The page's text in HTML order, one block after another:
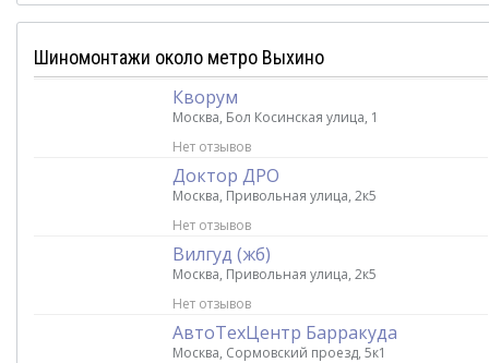
Шиномонтажи около метро Выхино
Кворум
Москва, Бол Косинская улица, 1
Нет отзывов
Доктор ДРО
Москва, Привольная улица, 2к5
Нет отзывов
Вилгуд (жб)
Москва, Привольная улица, 2к5
Нет отзывов
АвтоТехЦентр Барракуда
Москва, Сормовский проезд, 5к1